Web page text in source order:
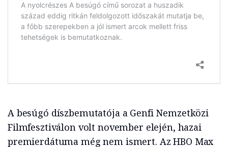
A besúgó díszbemutatója a Genfi Nemzetközi
Filmfesztiválon volt november elején, hazai
premierdátuma még nem ismert. Az HBO Max